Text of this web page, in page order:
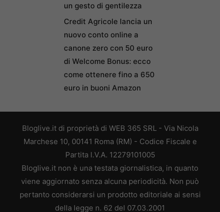
un gesto di gentilezza
Credit Agricole lancia un
nuovo conto online a
canone zero con 50 euro
di Welcome Bonus: ecco
come ottenere fino a 650
euro in buoni Amazon
Bloglive.it di proprietà di WEB 365 SRL - Via Nicola
Marchese 10, 00141 Roma (RM) - Codice Fiscale e
Partita I.V.A. 12279101005
Bloglive.it non è una testata giornalistica, in quanto
viene aggiornato senza alcuna periodicità. Non può
pertanto considerarsi un prodotto editoriale ai sensi
della legge n. 62 del 07.03.2001